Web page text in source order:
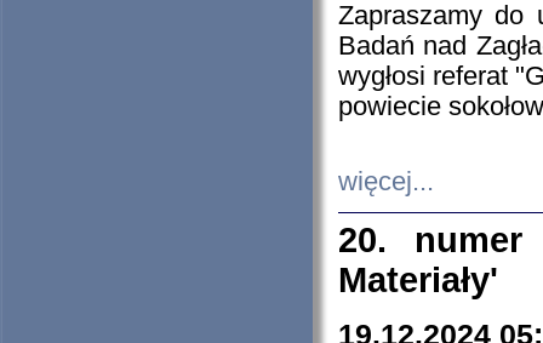
Zapraszamy do
Badań nad
wygłosi referat
powiecie
więcej...
20. numer
Materiały'
19.12.2024